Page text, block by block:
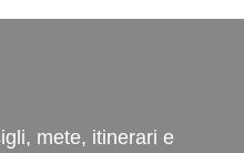
mete, itinerari e